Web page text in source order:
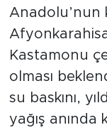
Anadolu’nun
Kastamonu
olması
su baskını,
yağış